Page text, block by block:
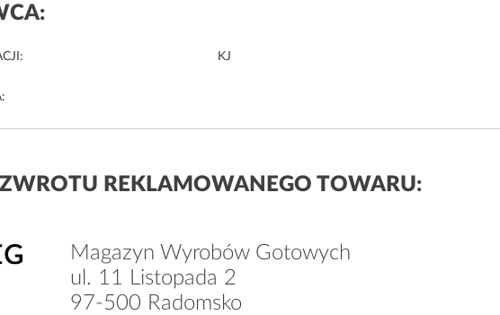
KJ
REKLAMOWANEGO TOWARU:
Magazyn Wyrobów Gotowych
ul. 11 Listopada 2
97-500 Radomsko